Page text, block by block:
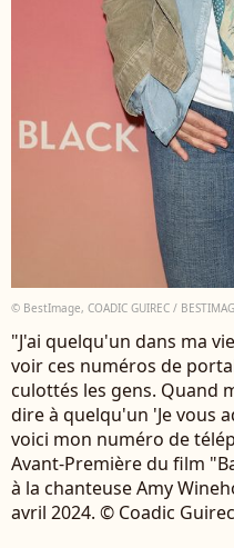
© BestImage, COADIC GUIREC /
"J'ai quelqu'un dans ma
voir ces numéros de
culottés les gens. Quand
dire à quelqu'un 'Je vous
voici mon numéro de
Avant-Première du film
à la chanteuse Amy
avril 2024. © Coadic